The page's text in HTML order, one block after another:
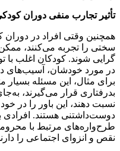
تأثیر تجارب منفی دوران
همچنین وقتی افراد در
سختی را تجربه می‌کنند،
گرایی شوند. کودکان اغلب با
در مورد خودشان، آسیب‌های
برای مثال، این مسئله
بدرفتاری قرار می‌گیرند،
نسبت دهند، این باور را در
دوست‌داشتنی هستند. افرادی
طرح‌واره‌های مرتبط با
نقص و انزوای اجتماعی را